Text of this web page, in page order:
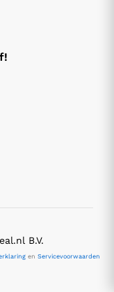
B.V.
en Servicevoorwaarden